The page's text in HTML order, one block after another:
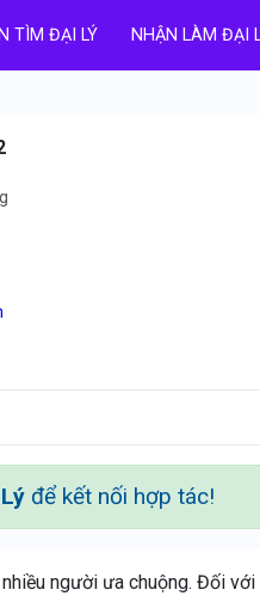
TÌM ĐẠI LÝ NHẬN LÀM ĐẠI
để kết nối hợp tác!
người ưa chuộng. Đối với